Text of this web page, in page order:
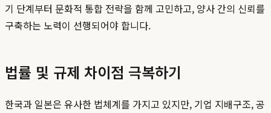
기 단계부터 문화적 통합 전략을 함께 고민하고, 양사 간의 신뢰를
구축하는 노력이 선행되어야 합니다.
법률 및 규제 차이점 극복하기
한국과 일본은 유사한 법체계를 가지고 있지만, 기업 지배구조, 공